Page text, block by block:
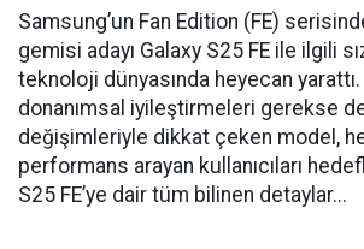
Samsung’un Fan Edition (FE)
gemisi adayı Galaxy S25 FE ile ilgili
teknoloji dünyasında heyecan
donanımsal iyileştirmeleri gerekse
değişimleriyle dikkat çeken model,
performans arayan kullanıcıları
S25 FE’ye dair tüm bilinen detaylar...